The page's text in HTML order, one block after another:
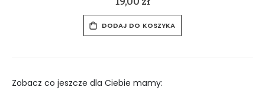
p
e
i
a
DODAJ DO KOSZYKA
Zobacz co jeszcze dla Ciebie mamy: